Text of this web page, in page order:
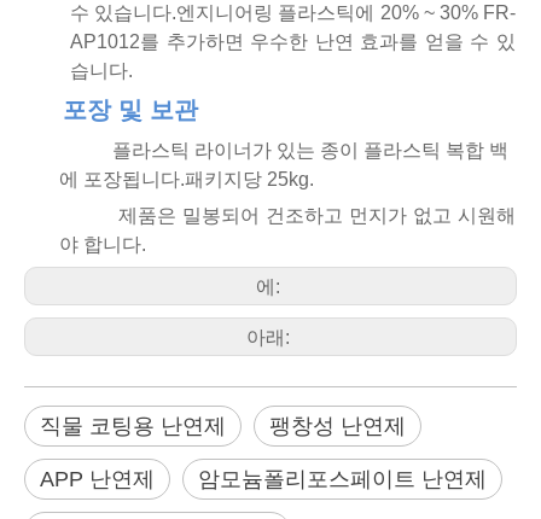
수 있습니다.엔지니어링 플라스틱에 20% ~ 30% FR-
AP1012를 추가하면 우수한 난연 효과를 얻을 수 있
습니다.
포장 및 보관
플라스틱 라이너가 있는 종이 플라스틱 복합 백
에 포장됩니다.패키지당 25kg.
제품은 밀봉되어 건조하고 먼지가 없고 시원해
야 합니다.
에:
아래:
직물 코팅용 난연제 팽창성 난연제
APP 난연제 암모늄폴리포스페이트 난연제